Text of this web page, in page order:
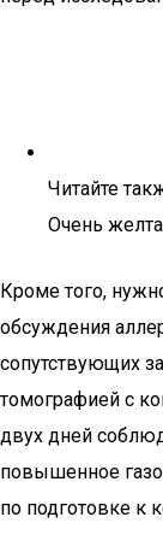
Читайте
Очень
Кроме того,
обсуждения
сопутствующих
томографией с
двух дней
повышенное
по подготовке к